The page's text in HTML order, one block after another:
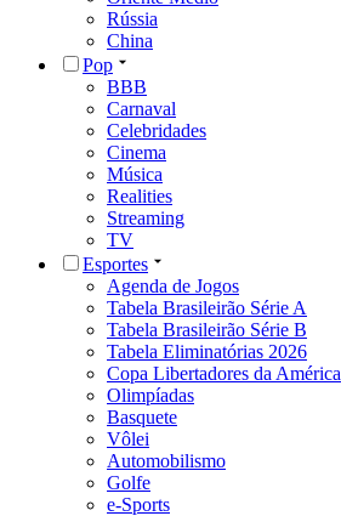
Rússia
China
Pop
BBB
Carnaval
Celebridades
Cinema
Música
Realities
Streaming
TV
Esportes
Agenda de Jogos
Tabela Brasileirão Série A
Tabela Brasileirão Série B
Tabela Eliminatórias 2026
Copa Libertadores da América
Olimpíadas
Basquete
Vôlei
Automobilismo
Golfe
e-Sports